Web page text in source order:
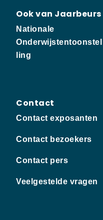
Ook van Jaarbeurs
Nationale
Onderwijstentoonstel
ling
Contact
Contact exposanten
Contact bezoekers
Contact pers
Veelgestelde vragen